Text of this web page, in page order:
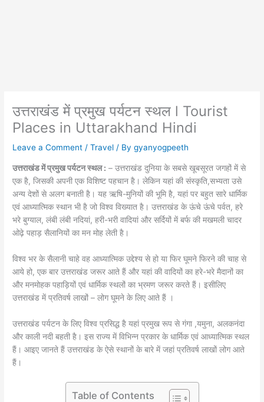
उत्तराखंड में प्रमुख पर्यटन स्थल l Tourist
Places in Uttarakhand Hindi
Leave a Comment /Travel / Bygyanyogpeeth
उत्तराखंड में प्रमुख पर्यटन स्थल : – उत्तराखंड दुनिया के सबसे खूबसूरत जगहों में से
एक है, जिसकी अपनी एक विशिष्ट पहचान है। लेकिन यहां की संस्कृति,सभ्यता उसे
अन्य देशों से अलग बनाती है। यह ऋषि-मुनियों की भूमि है, यहां पर बहुत सारे धार्मिक
एवं आध्यात्मिक स्थान भी है जो विश्व विख्यात है। उत्तराखंड के ऊंचे ऊंचे पर्वत, हरे
भरे बुग्याल, लंबी लंबी नदियां, हरी-भरी वादियां और सर्दियों में बर्फ की मखमली चादर
ओढ़े पहाड़ सैलानियों का मन मोह लेती है।
विश्व भर के सैलानी चाहे वह आध्यात्मिक उद्देश्य से हो या फिर घूमने फिरने की चाह से
आये हो, एक बार उत्तराखंड जरूर आते हैं और यहां की वादियों का हरे-भरे मैदानों का
और मनमोहक पहाड़ियों एवं धार्मिक स्थलों का भ्रमण जरूर करते हैं। इसीलिए
उत्तराखंड में प्रतिवर्ष लाखों – लोग घूमने के लिए आते हैं ।
उत्तराखंड पर्यटन के लिए विश्व प्रसिद्ध है यहां प्रमुख रूप से गंगा ,यमुना, अलकनंदा
और काली नदी बहती है। इस राज्य में विभिन्न प्रकार के धार्मिक एवं आध्यात्मिक स्थल
हैं। आइए जानते हैं उत्तराखंड के ऐसे स्थानों के बारे में जहां प्रतिवर्ष लाखों लोग आते
हैं।
Table of Contents